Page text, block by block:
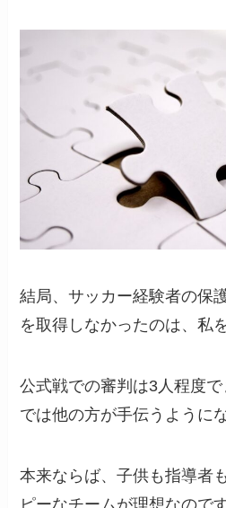
結局、サッカー経験者の保
を取得しなかったのは、私
公式戦での審判は3人程度
では他の方が手伝うように
本来ならば、子供も指導者
ピーなチームが理想なので